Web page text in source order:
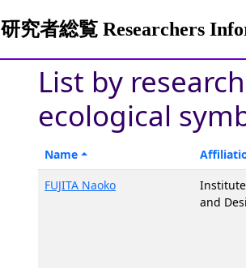
研究者総覧 Researchers
List by
ecological
Name
FUJITA Naoko
and